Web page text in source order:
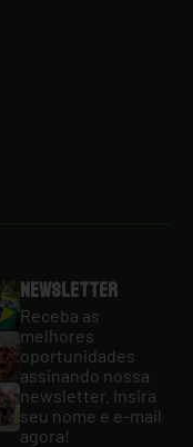
Newsletter
Receba as
melhores
oportunidades
assinando nossa
newsletter. Insira
seu nome e e-mail
agora!